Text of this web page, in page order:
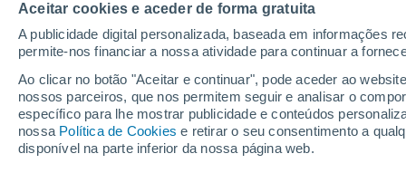
Aceitar cookies e aceder de forma gratuita
A publicidade digital personalizada, baseada em informações
permite-nos financiar a nossa atividade para continuar a
Ao clicar no botão "Aceitar e continuar", pode aceder ao
nossos parceiros, que nos permitem seguir e analisar o
específico para lhe mostrar publicidade e conteúdos
nossa Política de Cookies e retirar o seu consentimento a
disponível na parte inferior da nossa página web.
Início Ceará Pindoguaba
Previsão do tempo
04:08 Domingo